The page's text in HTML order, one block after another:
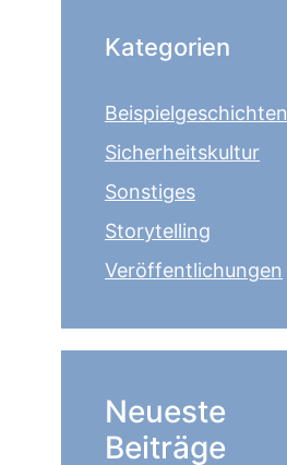
Kategorien
Beispielgeschichten
Sicherheitskultur
Sonstiges
Storytelling
Veröffentlichungen
Neueste
Beiträge